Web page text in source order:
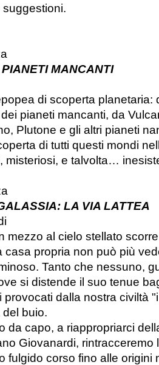
MANCANTI
di scoperta planetaria:
pianeti mancanti, da
Plutone e gli altri pianeti
di tutti questi mondi
misteriosi, e talvolta…
LA VIA LATTEA
mezzo al cielo stellato
casa propria non può più
Tanto che nessuno,
si distende il suo tenue
provocati dalla nostra civiltà
buio.
da capo, a riappropriarci
Giovanardi, rintracceremo
fulgido corso fino alle origini